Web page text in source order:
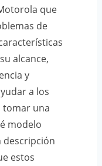
que
de
alcance,
y
a los
tomar una
modelo
descripción
estos